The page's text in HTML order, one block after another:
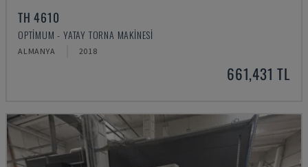
TH 4610
OPTIMUM - YATAY TORNA MAKINESI
ALMANYA 2018
661,431 TL